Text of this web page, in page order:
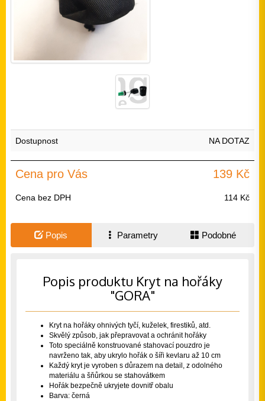
Dostupnost NA DOTAZ
Cena pro Vás 139 Kč
Cena bez DPH 114 Kč
Popis Parametry Podobné
Popis produktu Kryt na hořáky
"GORA"
Kryt na hořáky ohnivých tyčí, kuželek, firestiků, atd.
Skvělý způsob, jak přepravovat a ochránit hořáky
Toto speciálně konstruované stahovací pouzdro je
navrženo tak, aby ukrylo hořák o šíři kevlaru až 10 cm
Každý kryt je vyroben s důrazem na detail, z odolného
materiálu a šňůrkou se stahovátkem
Hořák bezpečně ukryjete dovnitř obalu
Barva: černá